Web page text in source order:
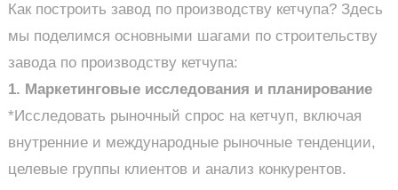
Как построить завод по производству кетчупа? Здесь
мы поделимся основными шагами по строительству
завода по производству кетчупа:
1. Маркетинговые исследования и планирование
*Исследовать рыночный спрос на кетчуп, включая
внутренние и международные рыночные тенденции,
целевые группы клиентов и анализ конкурентов.